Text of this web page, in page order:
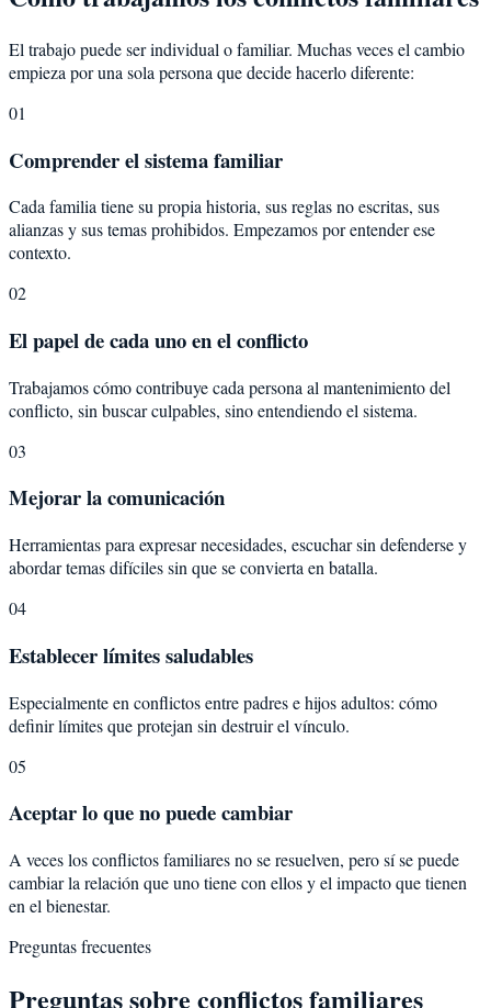
El trabajo puede ser individual o familiar. Muchas veces el cambio
empieza por una sola persona que decide hacerlo diferente:
01
Comprender el sistema familiar
Cada familia tiene su propia historia, sus reglas no escritas, sus
alianzas y sus temas prohibidos. Empezamos por entender ese
contexto.
02
El papel de cada uno en el conflicto
Trabajamos cómo contribuye cada persona al mantenimiento del
conflicto, sin buscar culpables, sino entendiendo el sistema.
03
Mejorar la comunicación
Herramientas para expresar necesidades, escuchar sin defenderse y
abordar temas difíciles sin que se convierta en batalla.
04
Establecer límites saludables
Especialmente en conflictos entre padres e hijos adultos: cómo
definir límites que protejan sin destruir el vínculo.
05
Aceptar lo que no puede cambiar
A veces los conflictos familiares no se resuelven, pero sí se puede
cambiar la relación que uno tiene con ellos y el impacto que tienen
en el bienestar.
Preguntas frecuentes
Preguntas sobre conflictos familiares